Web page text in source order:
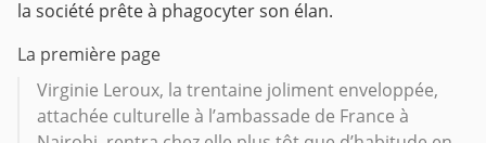
la société prête à phagocyter son élan.
La première page
Virginie Leroux, la trentaine joliment enveloppée,
attachée culturelle à l’ambassade de France à